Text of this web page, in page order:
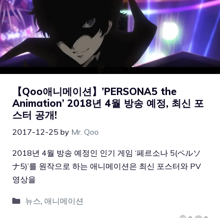
【Qoo애니메이션】’PERSONA5 the
Animation’ 2018년 4월 방송 예정, 최신 포
스터 공개!
2017-12-25 by Mr. Qoo
2018년 4월 방송 예정인 인기 게임 ‘페르소나 5(ペルソ
ナ5)’를 원작으로 하는 애니메이션은 최신 포스터와 PV
영상을
뉴스, 애니메이션